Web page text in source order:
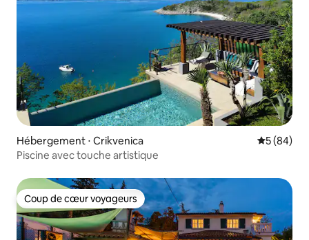
Hébergement ⋅ Crikvenica
5 (84)
Piscine avec touche artistique
Coup de cœur voyageurs
Coup de cœur voyageurs